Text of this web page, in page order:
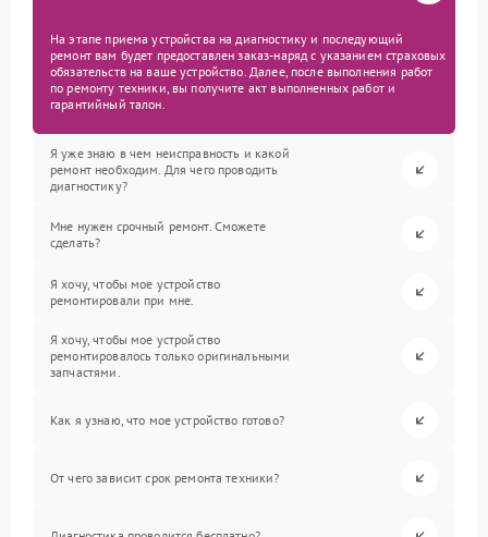
На этапе приема устройства на диагностику и последующий
ремонт вам будет предоставлен заказ-наряд с указанием страховых
обязательств на ваше устройство. Далее, после выполнения работ
по ремонту техники, вы получите акт выполненных работ и
гарантийный талон.
Я уже знаю в чем неисправность и какой
ремонт необходим. Для чего проводить
диагностику?
Мне нужен срочный ремонт. Сможете
сделать?
Я хочу, чтобы мое устройство
ремонтировали при мне.
Я хочу, чтобы мое устройство
ремонтировалось только оригинальными
запчастями.
Как я узнаю, что мое устройство готово?
От чего зависит срок ремонта техники?